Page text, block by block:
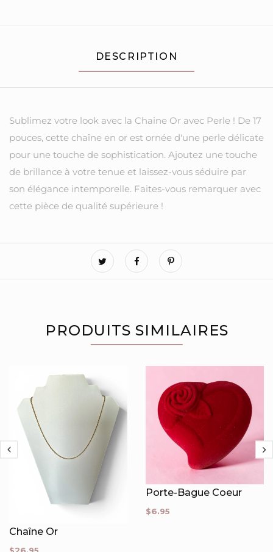
DESCRIPTION
Sublimez votre look avec la Chaine Or avec Perle ! De 17
pouces, cette chaîne en or est ornée d'une perle délicate
pour une touche de sophistication. Ajoutez une touche
de brillance à votre tenue et laissez-vous séduire par
son élégance intemporelle. Faites-vous remarquer avec
cette pièce de qualité supérieure !
PRODUITS SIMILAIRES
Chaîne Or
Porte-Bague Coeur
$6.95